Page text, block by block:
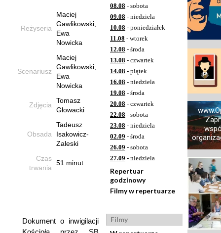
Reżyseria
Maciej
Gawlikowski,
Ewa
Nowicka
Scenariusz
Maciej
Gawlikowski,
Ewa
Nowicka
Zdjęcia
Tomasz
Głowacki
Obsada
Tadeusz
Isakowicz-
Zaleski
Czas
trwania
51 minut
Dokument o inwigilacji
08.08 - sobota
09.08 - niedziela
10.08 - poniedziałek
11.08 - wtorek
12.08 - środa
13.08 - czwartek
14.08 - piątek
16.08 - niedziela
19.08 - środa
20.08 - czwartek
22.08 - sobota
23.08 - niedziela
02.09 - środa
26.09 - sobota
27.09 - niedziela
Repertuar
godzinowy
Filmy w repertuarze
Filmy